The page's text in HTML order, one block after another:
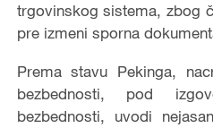
trgovinskog sistema, zbog
pre izmeni sporna
Prema stavu Pekinga,
bezbednosti, pod
bezbednosti, uvodi